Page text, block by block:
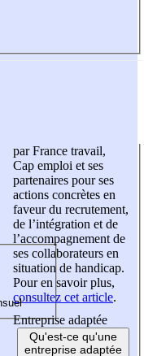
par France travail,
Cap emploi et ses
partenaires pour ses
actions concrètes en
faveur du recrutement,
de l’intégration et de
l’accompagnement de
ses collaborateurs en
situation de handicap.
Pour en savoir plus,
consultez cet article.
Entreprise adaptée
Qu'est-ce qu'une
entreprise adaptée